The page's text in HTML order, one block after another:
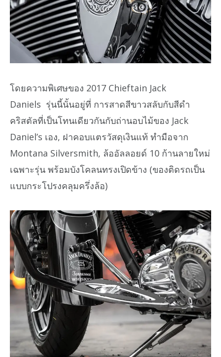
โดยความพิเศษของ 2017 Chieftain Jack
Daniels รุ่นนี้นั้นอยู่ที่ การสาดสีขาวสลับกับสีดำ
คริสตัลที่เป็นโทนเดียวกันกับถ่านอบไม้ของ Jack
Daniel’s เอง, ฝาคอบแตรวัสดุเงินแท้ ทำมือจาก
Montana Silversmith, ล้ออัลลอยด์ 10 ก้านลายใหม่
เฉพาะรุ่น พร้อมบังโคลนทรงเปิดข้าง (ของติดรถเป็น
แบบกระโปรงคลุมครึ่งล้อ)